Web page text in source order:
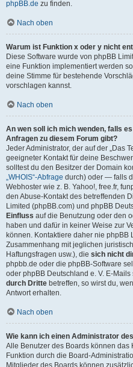
phpBB.de zu finden.
Nach oben
Warum ist Funktion x oder y nicht
Diese Software wurde von phpBB
eine Funktion implementiert werden
deine Stimme für bestehende
vorschlagen kannst.
Nach oben
An wen soll ich mich wenden, falls
Anfragen zu diesem Forum gibt?
Jeder Administrator, der auf der „Das
geeigneter Kontakt für deine
solltest du den Besitzer der Domain
„WHOIS“-Abfrage durch) oder — falls
Webhoster wie z. B. Yahoo!, free.fr,
den Abuse-Kontakt des betreffenden
Limited (phpBB.com) und phpBB
Einfluss auf die Benutzung oder den
haben und dafür in keiner Weise zur
können. Kontaktiere daher nie phpBB
Zusammenhang mit jeglichen
Haftungsfragen usw.), die sich nicht
phpbb.de oder die phpBB-Software
oder phpBB Deutschland e. V. E-Mails
durch Dritte betreffen, so wirst du,
Antwort erhalten.
Nach oben
Wie kann ich einen Administrator
Alle Benutzer des Boards können das
Funktion durch die Board-
Mitglieder des Boards können